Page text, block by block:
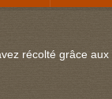
récolté grâce